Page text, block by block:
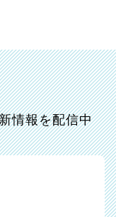
情報を配信中